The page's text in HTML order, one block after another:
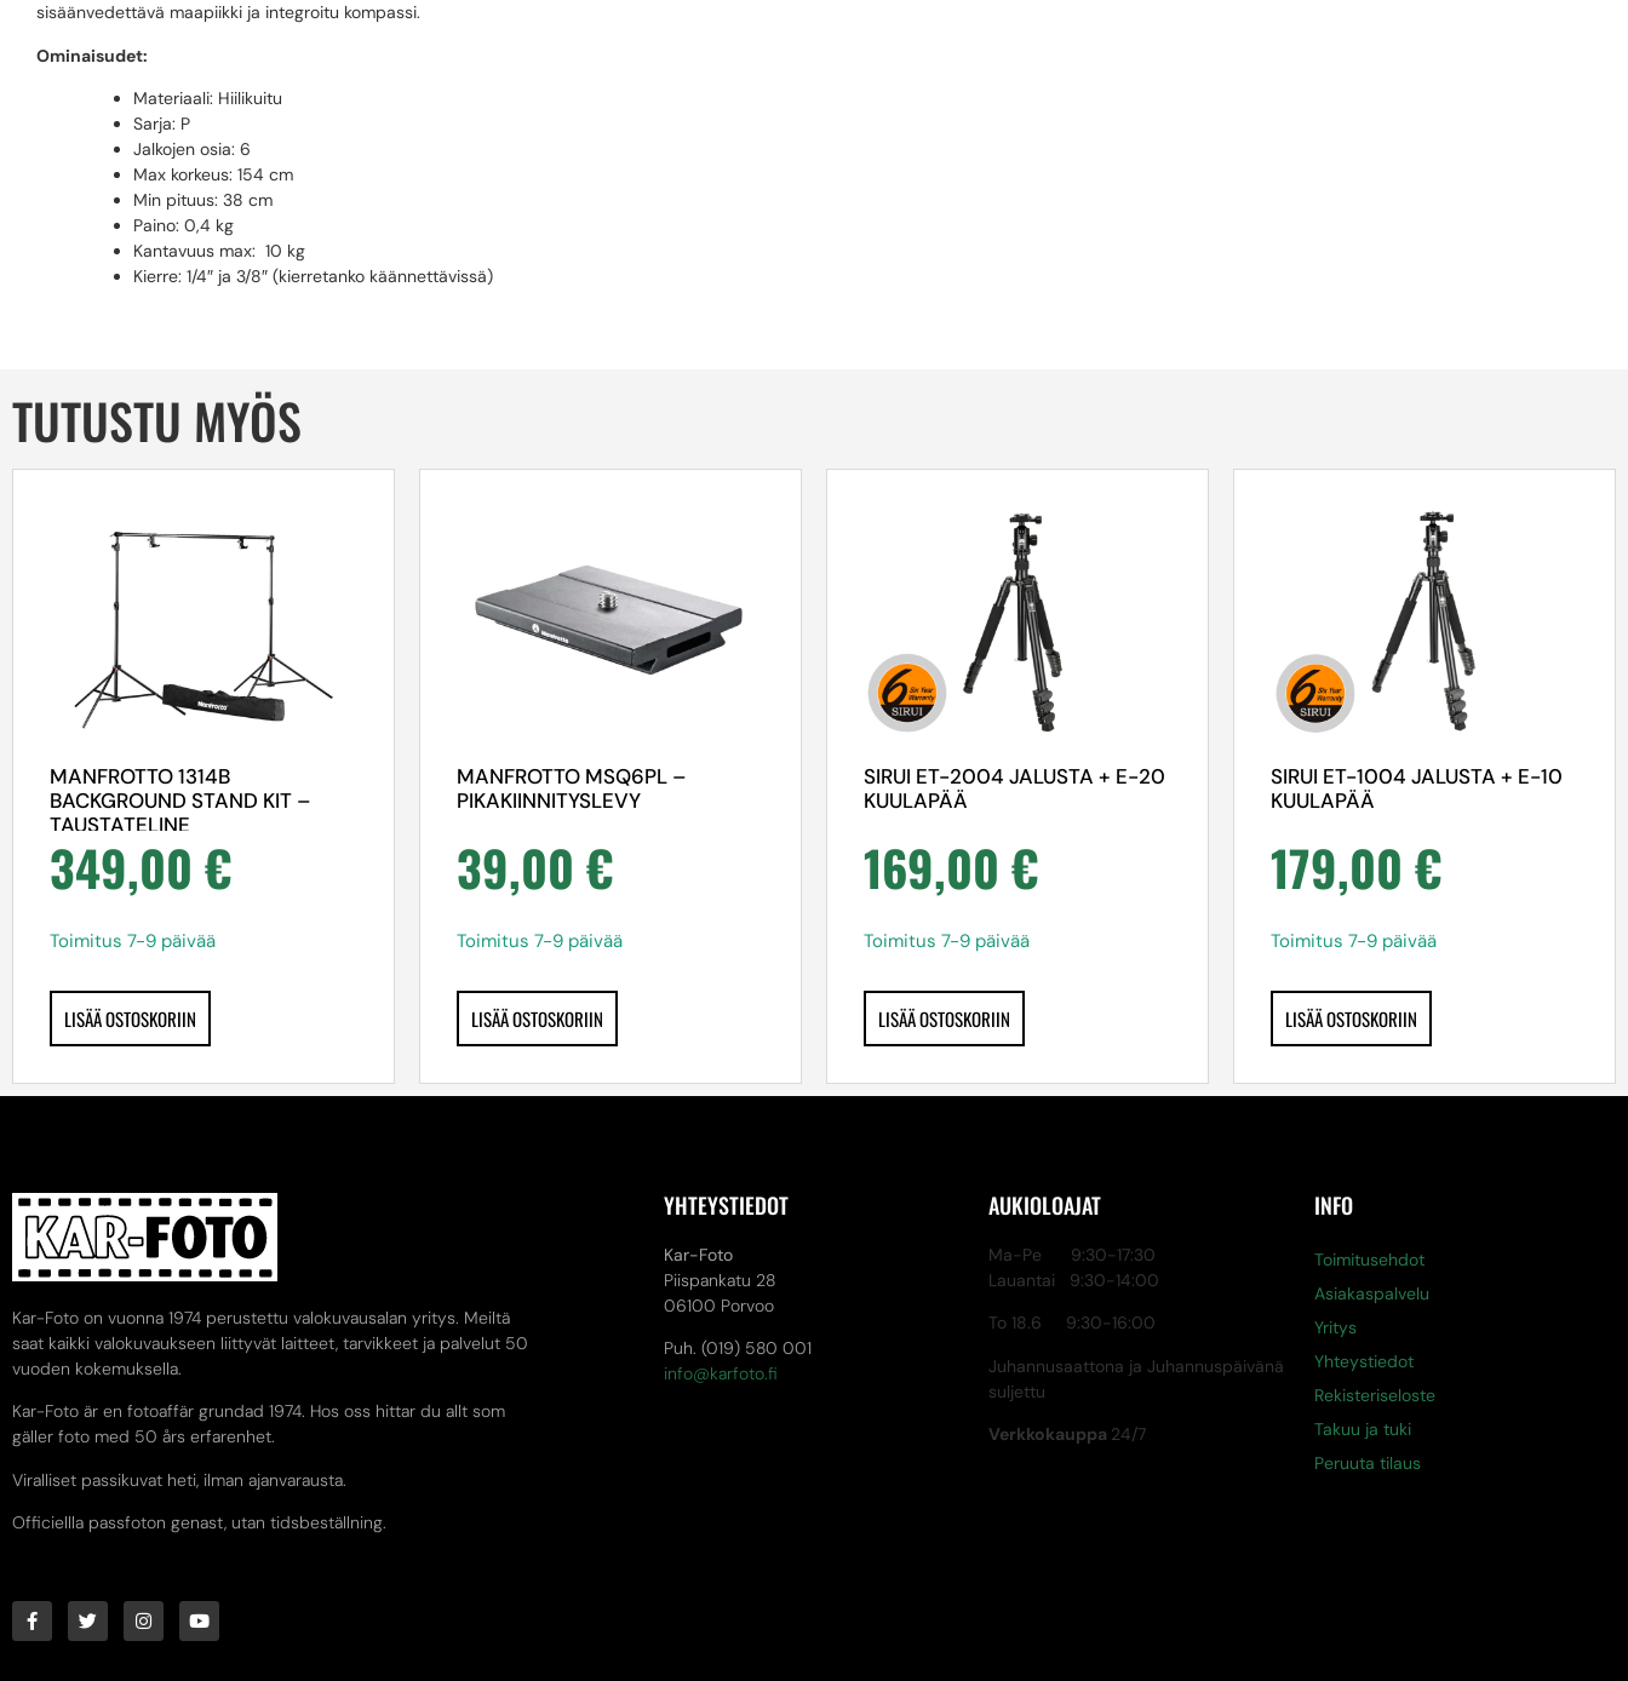
sisäänvedettävä maapiikki ja integroitu kompassi.
Ominaisudet:
Materiaali: Hiilikuitu
Sarja: P
Jalkojen osia: 6
Max korkeus: 154 cm
Min pituus: 38 cm
Paino: 0,4 kg
Kantavuus max: 10 kg
Kierre: 1/4″ ja 3/8″ (kierretanko käännettävissä)
TUTUSTU MYÖS
MANFROTTO 1314B
BACKGROUND STAND KIT –
TAUSTATELINE
349,00 €
Toimitus 7-9 päivää
LISÄÄ OSTOSKORIIN
MANFROTTO MSQ6PL –
PIKAKIINNITYSLEVY
39,00 €
Toimitus 7-9 päivää
LISÄÄ OSTOSKORIIN
SIRUI ET-2004 JALUSTA + E-20
KUULAPÄÄ
169,00 €
Toimitus 7-9 päivää
LISÄÄ OSTOSKORIIN
SIRUI ET-1004 JALUSTA + E-10
KUULAPÄÄ
179,00 €
Toimitus 7-9 päivää
LISÄÄ OSTOSKORIIN
Kar-Foto on vuonna 1974 perustettu valokuvausalan yritys. Meiltä
saat kaikki valokuvaukseen liittyvät laitteet, tarvikkeet ja palvelut 50
vuoden kokemuksella.
Kar-Foto är en fotoaffär grundad 1974. Hos oss hittar du allt som
gäller foto med 50 års erfarenhet.
Viralliset passikuvat heti, ilman ajanvarausta.
Officiellla passfoton genast, utan tidsbeställning.
YHTEYSTIEDOT
Kar-Foto
Piispankatu 28
06100 Porvoo
Puh. (019) 580 001
info@karfoto.fi
AUKIOLOAJAT
Ma-Pe 9:30-17:30
Lauantai 9:30-14:00
To 18.6 9:30-16:00
Juhannusaattona ja Juhannuspäivänä
suljettu
Verkkokauppa 24/7
INFO
Toimitusehdot
Asiakaspalvelu
Yritys
Yhteystiedot
Rekisteriseloste
Takuu ja tuki
Peruuta tilaus